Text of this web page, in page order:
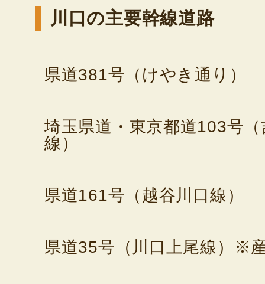
川口の主要幹線道路
県道381号（けやき通り）
埼玉県道・東京都道103号
線）
県道161号（越谷川口線）
県道35号（川口上尾線）※